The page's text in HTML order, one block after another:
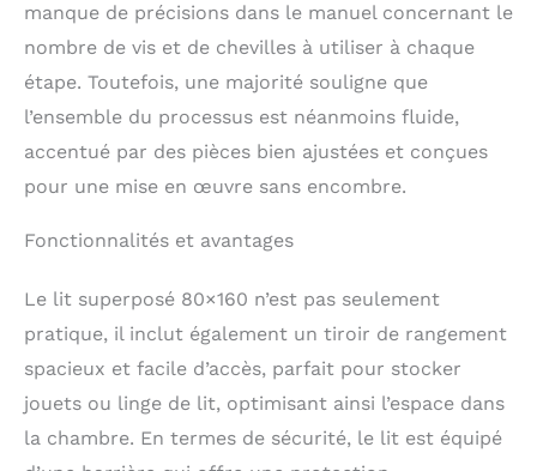
taille sont disponibles
dans la galerie et dans
l'article. Le lit
Montessori est fabriqué
selon les normes PN-
EN 716-1 + AC : 2019-07,
PN-EN 747-1 + A1:2015-
manque de précisions dans le manuel concernant le
nombre de vis et de chevilles à utiliser à chaque
étape. Toutefois, une majorité souligne que
l’ensemble du processus est néanmoins fluide,
accentué par des pièces bien ajustées et conçues
pour une mise en œuvre sans encombre.
Fonctionnalités et avantages
Le lit superposé 80×160 n’est pas seulement
pratique, il inclut également un tiroir de rangement
spacieux et facile d’accès, parfait pour stocker
jouets ou linge de lit, optimisant ainsi l’espace dans
la chambre. En termes de sécurité, le lit est équipé